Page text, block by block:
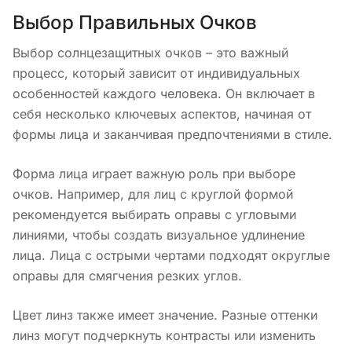
Выбор Правильных Очков
Выбор солнцезащитных очков – это важный
процесс, который зависит от индивидуальных
особенностей каждого человека. Он включает в
себя несколько ключевых аспектов, начиная от
формы лица и заканчивая предпочтениями в стиле.
Форма лица играет важную роль при выборе
очков. Например, для лиц с круглой формой
рекомендуется выбирать оправы с угловыми
линиями, чтобы создать визуальное удлинение
лица. Лица с острыми чертами подходят округлые
оправы для смягчения резких углов.
Цвет линз также имеет значение. Разные оттенки
линз могут подчеркнуть контрасты или изменить